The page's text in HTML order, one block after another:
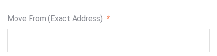
slash
slash
Move From (Exact Address) *